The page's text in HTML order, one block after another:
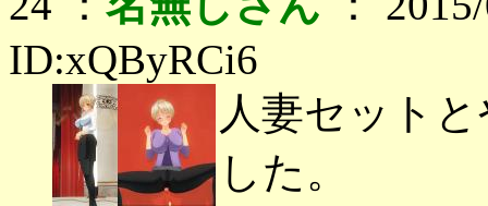
ID:xQByRCi6
人妻セット
した。